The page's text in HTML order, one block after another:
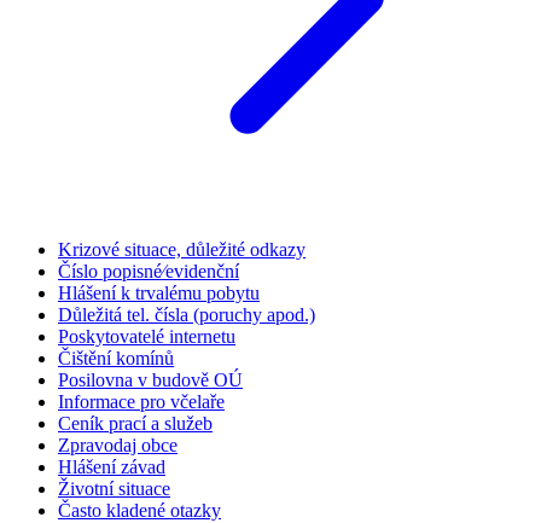
Krizové situace, důležité odkazy
Číslo popisné⁄evidenční
Hlášení k trvalému pobytu
Důležitá tel. čísla (poruchy apod.)
Poskytovatelé internetu
Čištění komínů
Posilovna v budově OÚ
Informace pro včelaře
Ceník prací a služeb
Zpravodaj obce
Hlášení závad
Životní situace
Často kladené otazky